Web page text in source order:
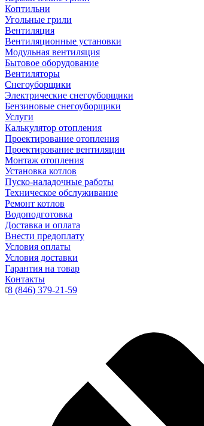
Коптильни
Угольные грили
Вентиляция
Вентиляционные установки
Модульная вентиляция
Бытовое оборудование
Вентиляторы
Снегоуборщики
Электрические снегоуборщики
Бензиновые снегоуборщики
Услуги
Калькулятор отопления
Проектирование отопления
Проектирование вентиляции
Монтаж отопления
Установка котлов
Пуско-наладочные работы
Техническое обслуживание
Ремонт котлов
Водоподготовка
Доставка и оплата
Внести предоплату
Условия оплаты
Условия доставки
Гарантия на товар
Контакты
8 (846) 379-21-59